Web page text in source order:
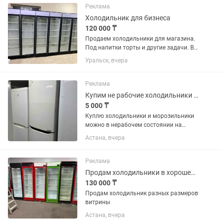
установки в кухонный...
Реклама
Холодильник для бизнеса
120 000 ₸
Продаем холодильники для магазина.
Под напитки торты и другие задачи. В
отличном состоянии. В заправке не
нуждаются. Полки полный комплект.
Температура хранения +4...
Уральск, вчера
Реклама
Купим не рабочие холодильники и морозильники
5 000 ₸
Куплю холодильники и морозильники
можно в нерабочем состоянии на
запчасти
Астана, вчера
Реклама
Продам холодильники в хорошем состоянии
130 000 ₸
Продам холодильник разных размеров
витрины
Астана, вчера